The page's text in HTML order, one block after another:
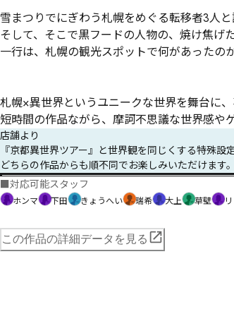
雪まつりでにぎわう札幌をめぐる転移者3人
そして、そこで黒フードの人物の、焼け焦げ
一行は、札幌の観光スポットで何があった
札幌×異世界というユニークな世界を舞台に
短時間の作品ながら、摩訶不思議な世界感や
店舗より
『京都異世界ツアー』と世界観を同じくする特殊設
どちらの作品からも順不同でお楽しみいただけます。
■対応可能スタッフ
ホンマ 下田 きょうへい 瑞希 大上 草壁
この作品の詳細データを見る